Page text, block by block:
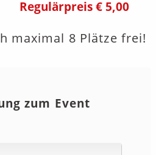
Regulärpreis € 5,00
maximal 8 Plätze frei!
zum Event